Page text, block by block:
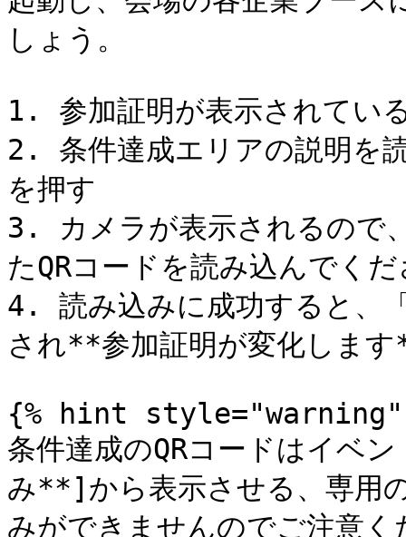
しょう。
1. 参加証明が表示されてい
2. 条件達成エリアの説明
を押す
3. カメラが表示されるので
たQRコードを読み込んでく
4. 読み込みに成功すると、
され**参加証明が変化しま
{% hint style="warning"
条件達成のQRコードはイベ
み**]から表示させる、専用
みができませんのでご注意